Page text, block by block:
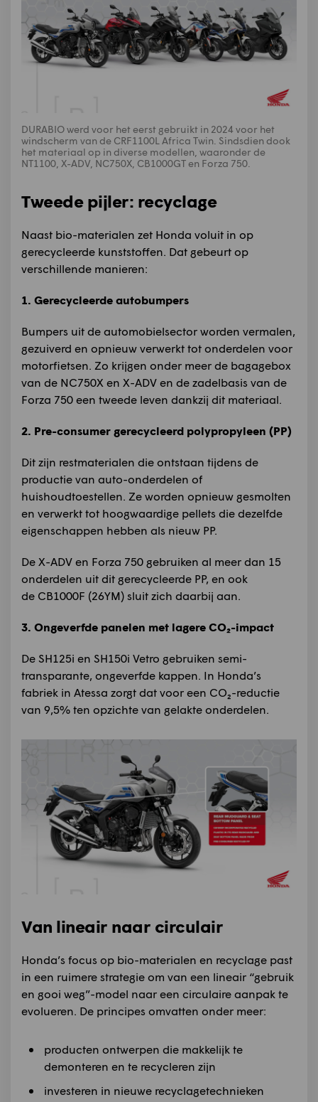
DURABIO werd voor het eerst gebruikt in 2024 voor het
windscherm van de CRF1100L Africa Twin. Sindsdien dook
het materiaal op in diverse modellen, waaronder de
NT1100, X-ADV, NC750X, CB1000GT en Forza 750.
Tweede pijler: recyclage
Naast bio-materialen zet Honda voluit in op
gerecycleerde kunststoffen. Dat gebeurt op
verschillende manieren:
1. Gerecycleerde autobumpers
Bumpers uit de automobielsector worden vermalen,
gezuiverd en opnieuw verwerkt tot onderdelen voor
motorfietsen. Zo krijgen onder meer de bagagebox
van de NC750X en X-ADV en de zadelbasis van de
Forza 750 een tweede leven dankzij dit materiaal.
2. Pre-consumer gerecycleerd polypropyleen (PP)
Dit zijn restmaterialen die ontstaan tijdens de
productie van auto-onderdelen of
huishoudtoestellen. Ze worden opnieuw gesmolten
en verwerkt tot hoogwaardige pellets die dezelfde
eigenschappen hebben als nieuw PP.
De X-ADV en Forza 750 gebruiken al meer dan 15
onderdelen uit dit gerecycleerde PP, en ook
de CB1000F (26YM) sluit zich daarbij aan.
3. Ongeverfde panelen met lagere CO₂-impact
De SH125i en SH150i Vetro gebruiken semi-
transparante, ongeverfde kappen. In Honda’s
fabriek in Atessa zorgt dat voor een CO₂-reductie
van 9,5% ten opzichte van gelakte onderdelen.
Van lineair naar circulair
Honda’s focus op bio-materialen en recyclage past
in een ruimere strategie om van een lineair “gebruik
en gooi weg”-model naar een circulaire aanpak te
evolueren. De principes omvatten onder meer:
producten ontwerpen die makkelijk te
demonteren en te recycleren zijn
investeren in nieuwe recyclagetechnieken